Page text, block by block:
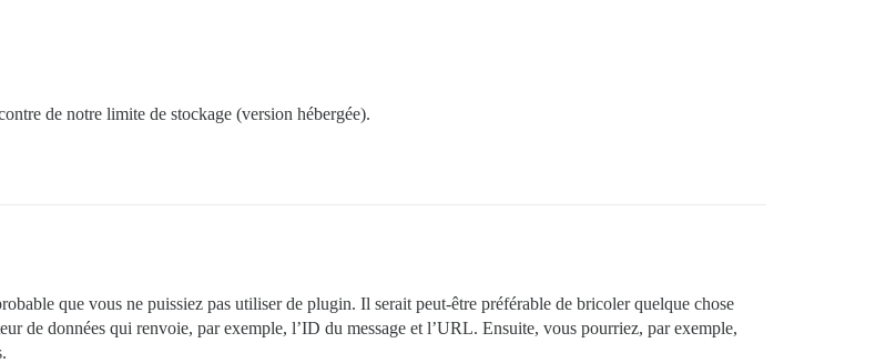
de notre limite de stockage (version hébergée).
que vous ne puissiez pas utiliser de plugin. Il serait peut-être préférable de bricoler quelque chose
de données qui renvoie, par exemple, l’ID du message et l’URL. Ensuite, vous pourriez, par exemple,